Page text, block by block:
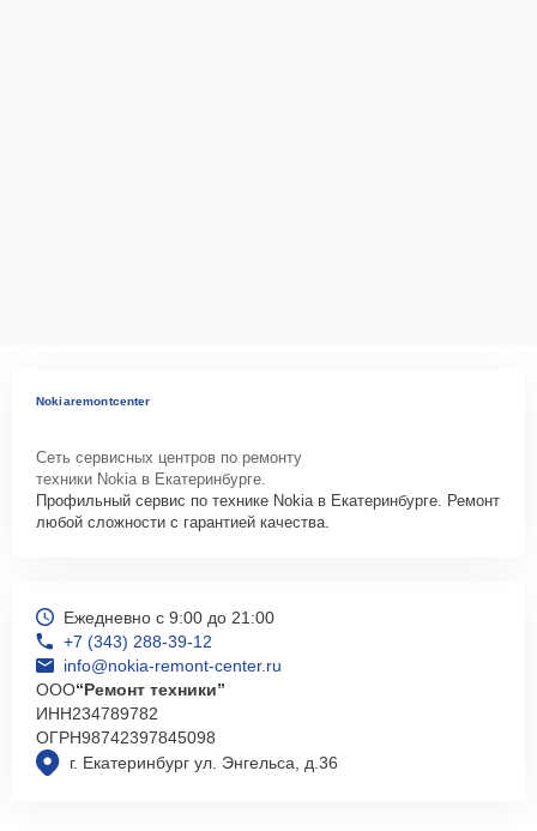
Nokiaremontcenter
Сеть сервисных центров по ремонту
техники Nokia в Екатеринбурге.
Профильный сервис по технике Nokia в Екатеринбурге. Ремонт
любой сложности с гарантией качества.
г. Екатеринбург ул. Энгельса, д.36
Ежедневно с 9:00 до 21:00
+7 (343) 288-39-12
info@nokia-remont-center.ru
ООО“Ремонт техники”
ИНН234789782
ОГРН98742397845098